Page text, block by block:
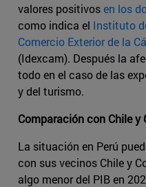
valores positivosen los
como indica el Instituto
Comercio Exterior de la
(Idexcam). Después la
todo en el caso de las
y del turismo.
Comparación con Chile y
La situación en Perú
con sus vecinos Chile y
algo menor del PIB en